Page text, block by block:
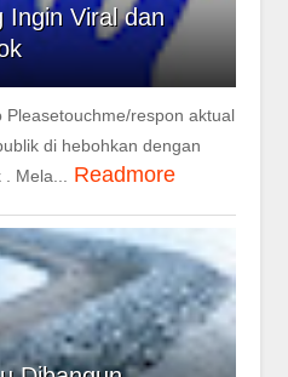
Ingin Viral dan
Pleasetouchme/respon aktual
di hebohkan dengan
Mela...
Readmore